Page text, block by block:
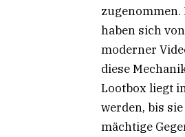
zugenommen.
haben sich
moderner
diese
Lootbox liegt
werden, bis
mächtige